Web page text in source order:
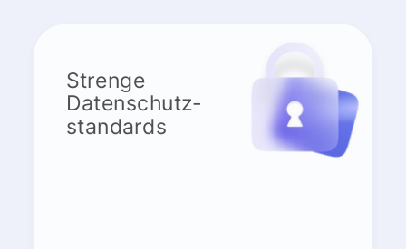
Strenge
Datenschutz-
standards